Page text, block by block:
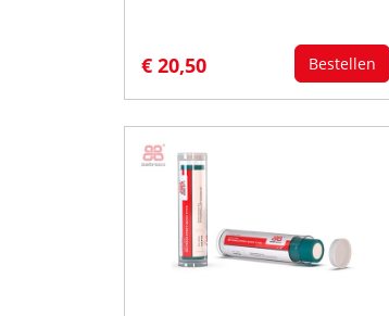
€ 20,50 Bestellen